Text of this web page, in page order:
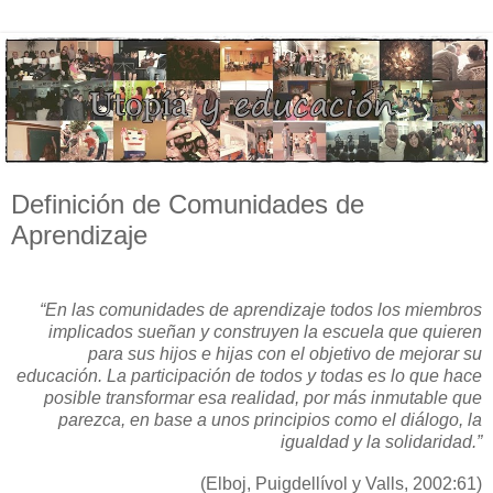
Definición de Comunidades de
Aprendizaje
“En las comunidades de aprendizaje todos los miembros
implicados sueñan y construyen la escuela que quieren
para sus hijos e hijas con el objetivo de mejorar su
educación. La participación de todos y todas es lo que hace
posible transformar esa realidad, por más inmutable que
parezca, en base a unos principios como el diálogo, la
igualdad y la solidaridad.”
(Elboj, Puigdellívol y Valls, 2002:61)